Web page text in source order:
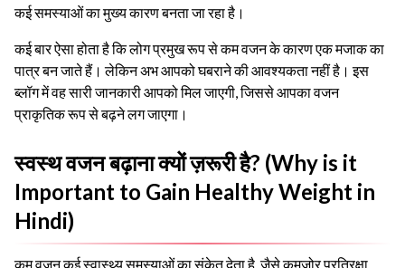
कई समस्याओं का मुख्य कारण बनता जा रहा है।
कई बार ऐसा होता है कि लोग प्रमुख रूप से कम वजन के कारण एक मजाक का
पात्र बन जाते हैं। लेकिन अभ आपको घबराने की आवश्यकता नहीं है। इस
ब्लॉग में वह सारी जानकारी आपको मिल जाएगी, जिससे आपका वजन
प्राकृतिक रूप से बढ़ने लग जाएगा।
स्वस्थ वजन बढ़ाना क्यों ज़रूरी है? (Why is it
Important to Gain Healthy Weight in
Hindi)
कम वजन कई स्वास्थ्य समस्याओं का संकेत देता है, जैसे कमजोर प्रतिरक्षा